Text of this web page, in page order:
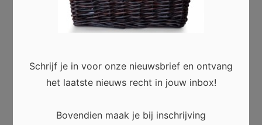
Reactie*
Schrijf je in voor onze nieuwsbrief en ontvang
het laatste nieuws recht in jouw inbox!
Bovendien maak je bij inschrijving